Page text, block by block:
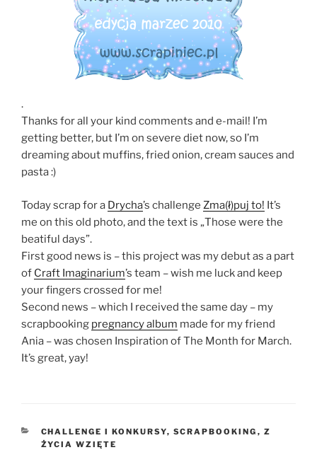
.
Thanks for all your kind comments and e-mail! I’m
getting better, but I’m on severe diet now, so I’m
dreaming about muffins, fried onion, cream sauces and
pasta :)
Today scrap for a Drycha’s challenge Zma(ł)puj to! It’s
me on this old photo, and the text is „Those were the
beatiful days”.
First good news is – this project was my debut as a part
of Craft Imaginarium’s team – wish me luck and keep
your fingers crossed for me!
Second news – which I received the same day – my
scrapbooking pregnancy album made for my friend
Ania – was chosen Inspiration of The Month for March.
It’s great, yay!
KATEGORIE
CHALLENGE I KONKURSY, SCRAPBOOKING , Z
ŻYCIA WZIĘTE